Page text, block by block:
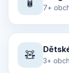
7+
🧸 3+